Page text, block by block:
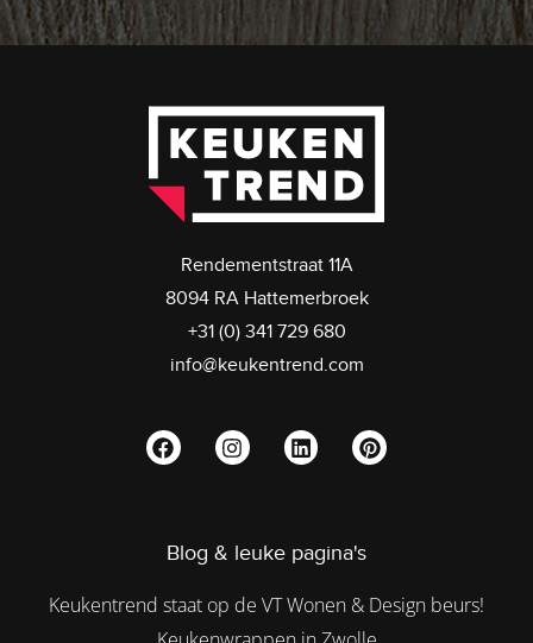
Rendementstraat 11A
8094 RA Hattemerbroek
+31 (0) 341 729 680
info@keukentrend.com
Blog & leuke pagina's
Keukentrend staat op de VT Wonen & Design beurs!